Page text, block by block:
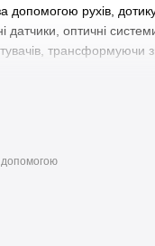
допомогою рухів,
датчики, оптичні
трансформуючи
допомогою